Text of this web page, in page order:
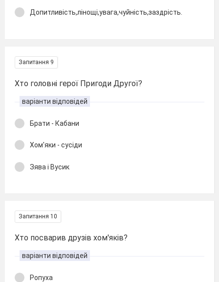
Допитливість,лінощі,увага,чуйність,заздрість.
Запитання 9
Хто головні герої Пригоди Другої?
варіанти відповідей
Брати - Кабани
Хом'яки - сусіди
Зява і Вусик
Запитання 10
Хто посварив друзів хом'яків?
варіанти відповідей
Ропуха